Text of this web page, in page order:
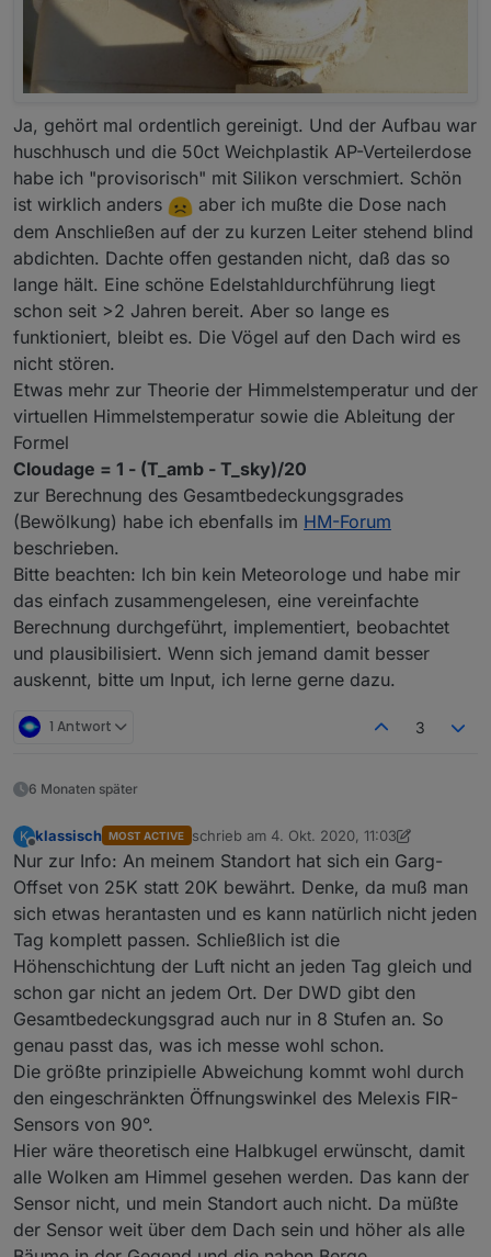
Ja, gehört mal ordentlich gereinigt. Und der Aufbau war
huschhusch und die 50ct Weichplastik AP-Verteilerdose
habe ich "provisorisch" mit Silikon verschmiert. Schön
ist wirklich anders
aber ich mußte die Dose nach
dem Anschließen auf der zu kurzen Leiter stehend blind
abdichten. Dachte offen gestanden nicht, daß das so
lange hält. Eine schöne Edelstahldurchführung liegt
schon seit >2 Jahren bereit. Aber so lange es
funktioniert, bleibt es. Die Vögel auf den Dach wird es
nicht stören.
Etwas mehr zur Theorie der Himmelstemperatur und der
virtuellen Himmelstemperatur sowie die Ableitung der
Formel
Cloudage = 1 - (T_amb - T_sky)/20
zur Berechnung des Gesamtbedeckungsgrades
(Bewölkung) habe ich ebenfalls im HM-Forum
beschrieben.
Bitte beachten: Ich bin kein Meteorologe und habe mir
das einfach zusammengelesen, eine vereinfachte
Berechnung durchgeführt, implementiert, beobachtet
und plausibilisiert. Wenn sich jemand damit besser
auskennt, bitte um Input, ich lerne gerne dazu.
1 Antwort 3
6 Monaten später
K
Offline
klassisch MOST ACTIVE schrieb am 4. Okt. 2020, 11:03
zuletzt editiert von klassisch10. Apr. 2020,
Nur zur Info: An meinem Standort hat sich ein Garg-
Offset von 25K statt 20K bewährt. Denke, da muß man
sich etwas herantasten und es kann natürlich nicht jeden
Tag komplett passen. Schließlich ist die
Höhenschichtung der Luft nicht an jeden Tag gleich und
schon gar nicht an jedem Ort. Der DWD gibt den
Gesamtbedeckungsgrad auch nur in 8 Stufen an. So
genau passt das, was ich messe wohl schon.
Die größte prinzipielle Abweichung kommt wohl durch
den eingeschränkten Öffnungswinkel des Melexis FIR-
Sensors von 90°.
Hier wäre theoretisch eine Halbkugel erwünscht, damit
alle Wolken am Himmel gesehen werden. Das kann der
Sensor nicht, und mein Standort auch nicht. Da müßte
der Sensor weit über dem Dach sein und höher als alle